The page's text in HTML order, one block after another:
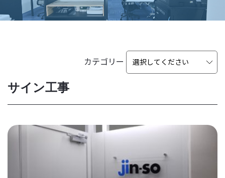
サイン工事
カテゴリー